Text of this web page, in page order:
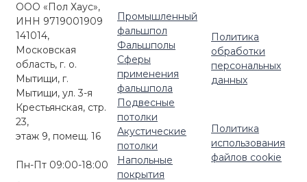
ООО «Пол Хаус»,
ИНН 9719001909
141014,
Московская
область, г. о.
Мытищи, г.
Мытищи, ул. 3-я
Крестьянская, стр.
23,
этаж 9, помещ. 16
Пн-Пт 09:00-18:00
Промышленный
фальшпол
Фальшполы
Сферы
применения
фальшпола
Подвесные
потолки
Акустические
потолки
Напольные
покрытия
Политика
обработки
персональных
данных
Политика
использования
файлов cookie